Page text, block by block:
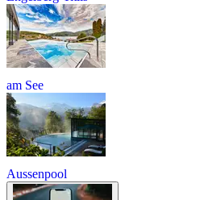
am See
Aussenpool